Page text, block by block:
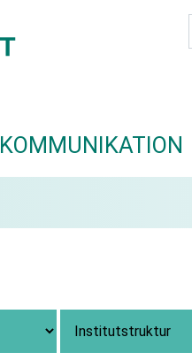
KOMMUNIKATION